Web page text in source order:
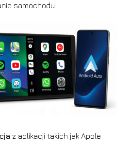
samochodu.
z aplikacji takich jak Apple